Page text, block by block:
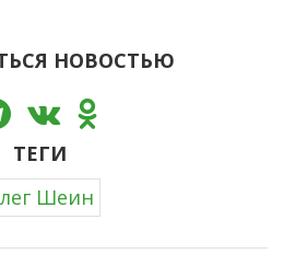
НОВОСТЬЮ
ТЕГИ
Шеин